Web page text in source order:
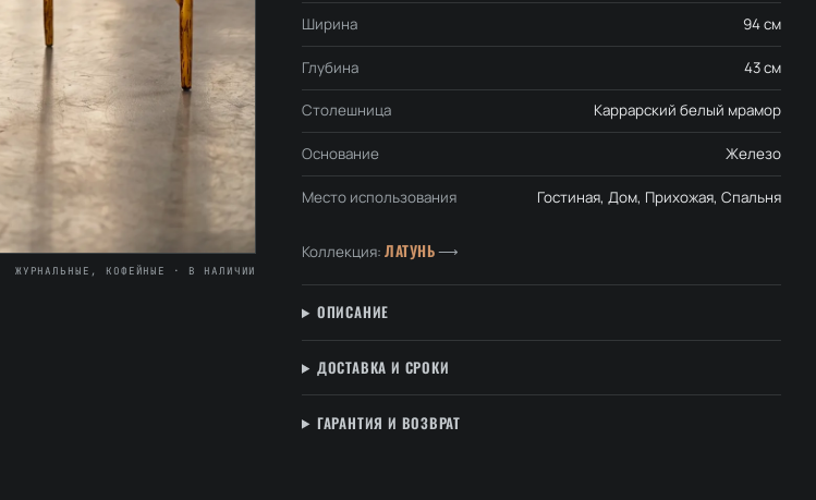
ЖУРНАЛЬНЫЕ, КОФЕЙНЫЕ · В НАЛИЧИИ
Ширина 94 см
Глубина 43 см
Столешница Каррарский белый мрамор
Основание Железо
Место использования Гостиная, Дом, Прихожая, Спальня
Коллекция: ЛАТУНЬ⟶
ОПИСАНИЕ
ДОСТАВКА И СРОКИ
ГАРАНТИЯ И ВОЗВРАТ